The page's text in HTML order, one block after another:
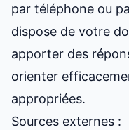
par téléphone ou
dispose de votre
apporter des
orienter
appropriées.
Sources externes :